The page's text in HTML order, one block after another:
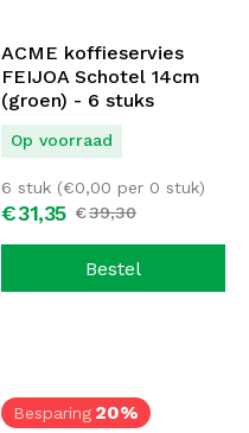
ACME koffieservies
FEIJOA Schotel 14cm
(groen) - 6 stuks
Op voorraad
€39,30
€31,35
6 stuk (€0,00 per 0 stuk)
Bestel
Besparing 20%